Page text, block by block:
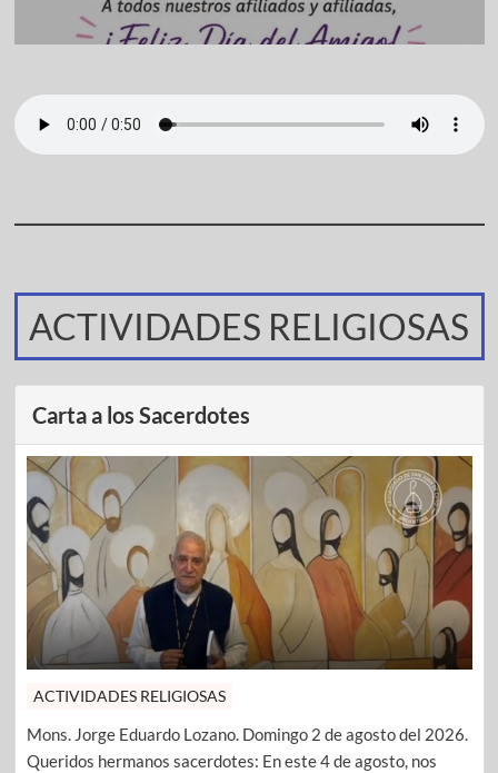
ACTIVIDADES RELIGIOSAS
Carta a los Sacerdotes
ACTIVIDADES RELIGIOSAS
Mons. Jorge Eduardo Lozano. Domingo 2 de agosto del 2026.
Queridos hermanos sacerdotes: En este 4 de agosto, nos